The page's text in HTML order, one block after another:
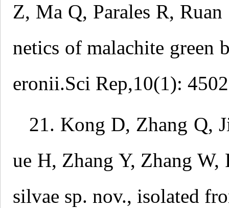
Z, Ma Q, Parales R, Ruan
netics of malachite green
eronii.Sci Rep,10(1):
21. Kong D, Zhang Q,
ue H, Zhang Y, Zhang
silvae sp. nov., isolated